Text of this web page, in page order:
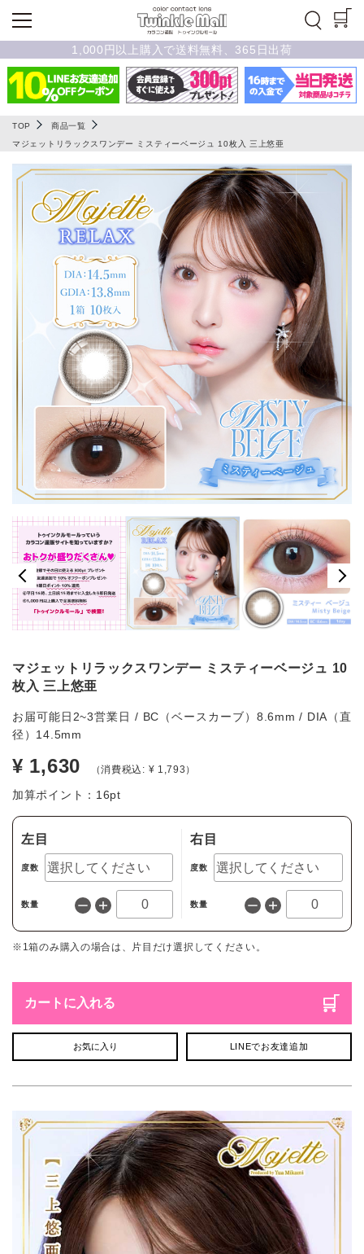
1,000円以上購入で送料無料、365日出荷
TOP
商品一覧
マジェットリラックスワンデー ミスティーベージュ 10枚入 三上悠亜
マジェットリラックスワンデー ミスティーベージュ 10
枚入 三上悠亜
お届可能日2~3営業日 / BC（ベースカーブ）8.6mm / DIA（直
径）14.5mm
¥ 1,630 （消費税込: ¥ 1,793）
加算ポイント： 16pt
左目
度数
数量
右目
度数
数量
※1箱のみ購入の場合は、片目だけ選択してください。
カートに入れる
お気に入り LINEでお友達追加